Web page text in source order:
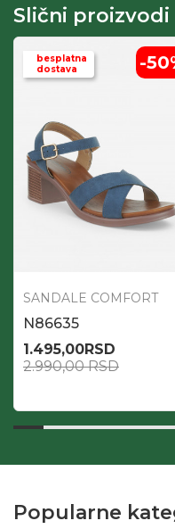
Slični proizvodi
besplatna
dostava
-50
SANDALE COMFORT
N86635
1.495,00RSD
2.990,00RSD
Popularne